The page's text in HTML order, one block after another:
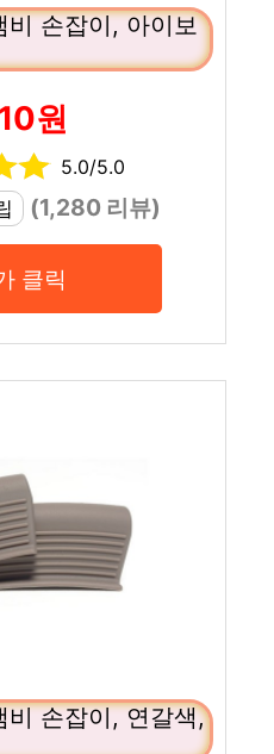
비 손잡이, 아이보
원
5.0/5.0
(1,280 리뷰)
클릭
비 손잡이, 연갈색,